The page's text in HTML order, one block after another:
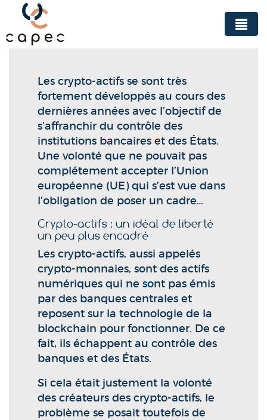
Panneau de gestion des cookies
Les crypto-actifs se sont très
fortement développés au cours des
dernières années avec l’objectif de
s’affranchir du contrôle des
institutions bancaires et des États.
Une volonté que ne pouvait pas
complétement accepter l’Union
européenne (UE) qui s’est vue dans
l’obligation de poser un cadre…
Crypto-actifs : un idéal de liberté
un peu plus encadré
Les crypto-actifs, aussi appelés
crypto-monnaies, sont des actifs
numériques qui ne sont pas émis
par des banques centrales et
reposent sur la technologie de la
blockchain pour fonctionner. De ce
fait, ils échappent au contrôle des
banques et des États.
Si cela était justement la volonté
des créateurs des crypto-actifs, le
problème se posait toutefois de